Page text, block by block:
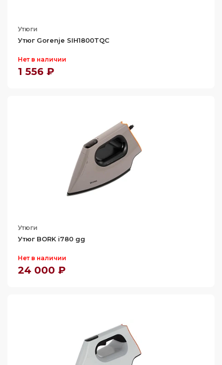
Утюги
Утюг Gorenje SIH1800TQC
Нет в наличии
1 556 ₽
Утюги
Утюг BORK i780 gg
Нет в наличии
24 000 ₽